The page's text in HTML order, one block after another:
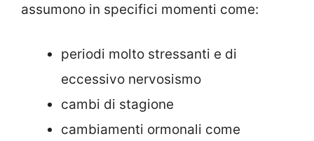
assumono in specifici momenti come:
periodi molto stressanti e di
eccessivo nervosismo
cambi di stagione
cambiamenti ormonali come